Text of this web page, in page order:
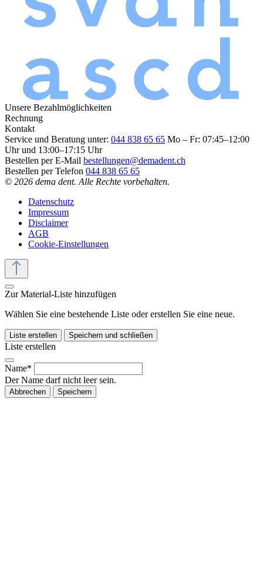
Unsere Bezahlmöglichkeiten
Rechnung
Kontakt
Service und Beratung unter: 044 838 65 65 Mo – Fr: 07:45–12:00
Uhr und 13:00–17:15 Uhr
Bestellen per E-Mail bestellungen@demadent.ch
Bestellen per Telefon 044 838 65 65
© 2026 dema dent. Alle Rechte vorbehalten.
Datenschutz
Impressum
Disclaimer
AGB
Cookie-Einstellungen
Zur Material-Liste hinzufügen
Wählen Sie eine bestehende Liste oder erstellen Sie eine neue.
Liste erstellen Speichern und schließen
Liste erstellen
Name*
Der Name darf nicht leer sein.
Abbrechen Speichern